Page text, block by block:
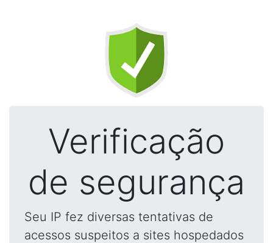
Verificação
de segurança
Seu IP fez diversas tentativas de
acessos suspeitos a sites hospedados